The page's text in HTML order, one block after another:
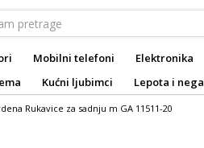
Mobilni telefoni Elektronika
Kućni ljubimci Lepota i nega
Rukavice za sadnju m GA 11511-20